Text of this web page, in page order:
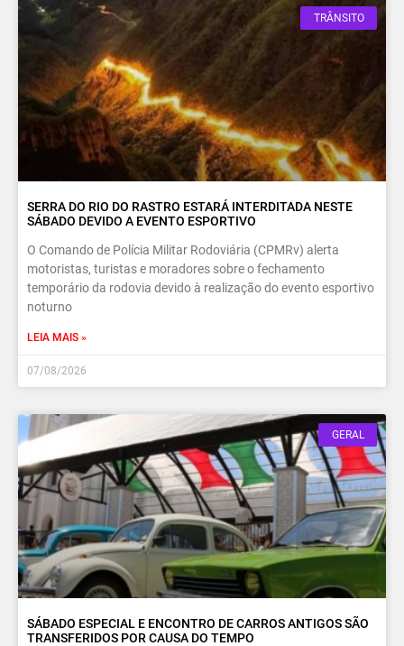
TRÂNSITO
SERRA DO RIO DO RASTRO ESTARÁ INTERDITADA NESTE
SÁBADO DEVIDO A EVENTO ESPORTIVO
O Comando de Polícia Militar Rodoviária (CPMRv) alerta
motoristas, turistas e moradores sobre o fechamento
temporário da rodovia devido à realização do evento esportivo
noturno
LEIA MAIS »
07/08/2026
GERAL
SÁBADO ESPECIAL E ENCONTRO DE CARROS ANTIGOS SÃO
TRANSFERIDOS POR CAUSA DO TEMPO